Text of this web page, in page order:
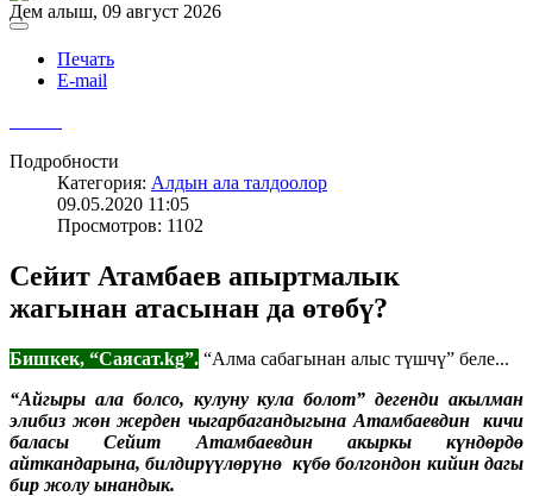
Дем алыш, 09 август 2026
Печать
E-mail
Подробности
Категория: Алдын ала талдоолор
09.05.2020 11:05
Просмотров: 1102
Сейит Атамбаев апыртмалык
жагынан атасынан да өтөбү?
Бишкек, “Саясат.kg”. “Алма сабагынан алыс түшчү” беле...
“Айгыры ала болсо, кулуну кула болот” дегенди акылман
элибиз жөн жерден чыгарбагандыгына Атамбаевдин кичи
баласы Сейит Атамбаевдин акыркы күндөрдө
айткандарына, билдирүүлөрүнө күбө болгондон кийин дагы
бир жолу ынандык.